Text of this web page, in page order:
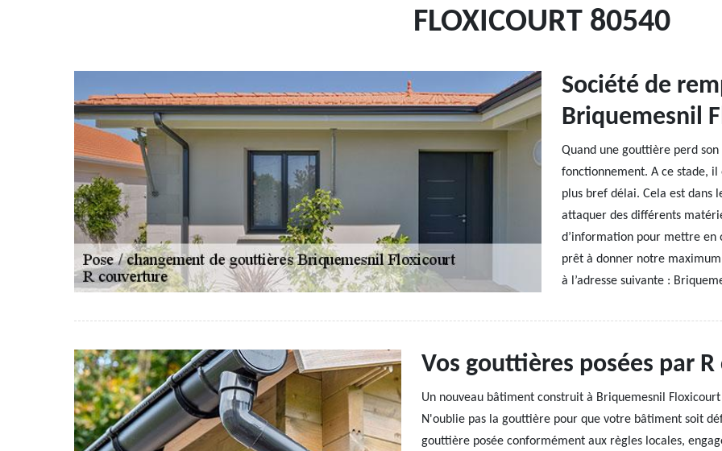
FLOXICOURT 80540
Société de
Briquemesnil
Quand une gouttière perd
fonctionnement. A ce stade,
plus bref délai. Cela est dans
attaquer des différents
d’information pour mettre
prêt à donner notre
à l’adresse suivante :
Vos gouttières posées par
Un nouveau bâtiment construit à Briquemesnil
N'oublie pas la gouttière pour que votre bâtiment soit
gouttière posée conformément aux règles locales,